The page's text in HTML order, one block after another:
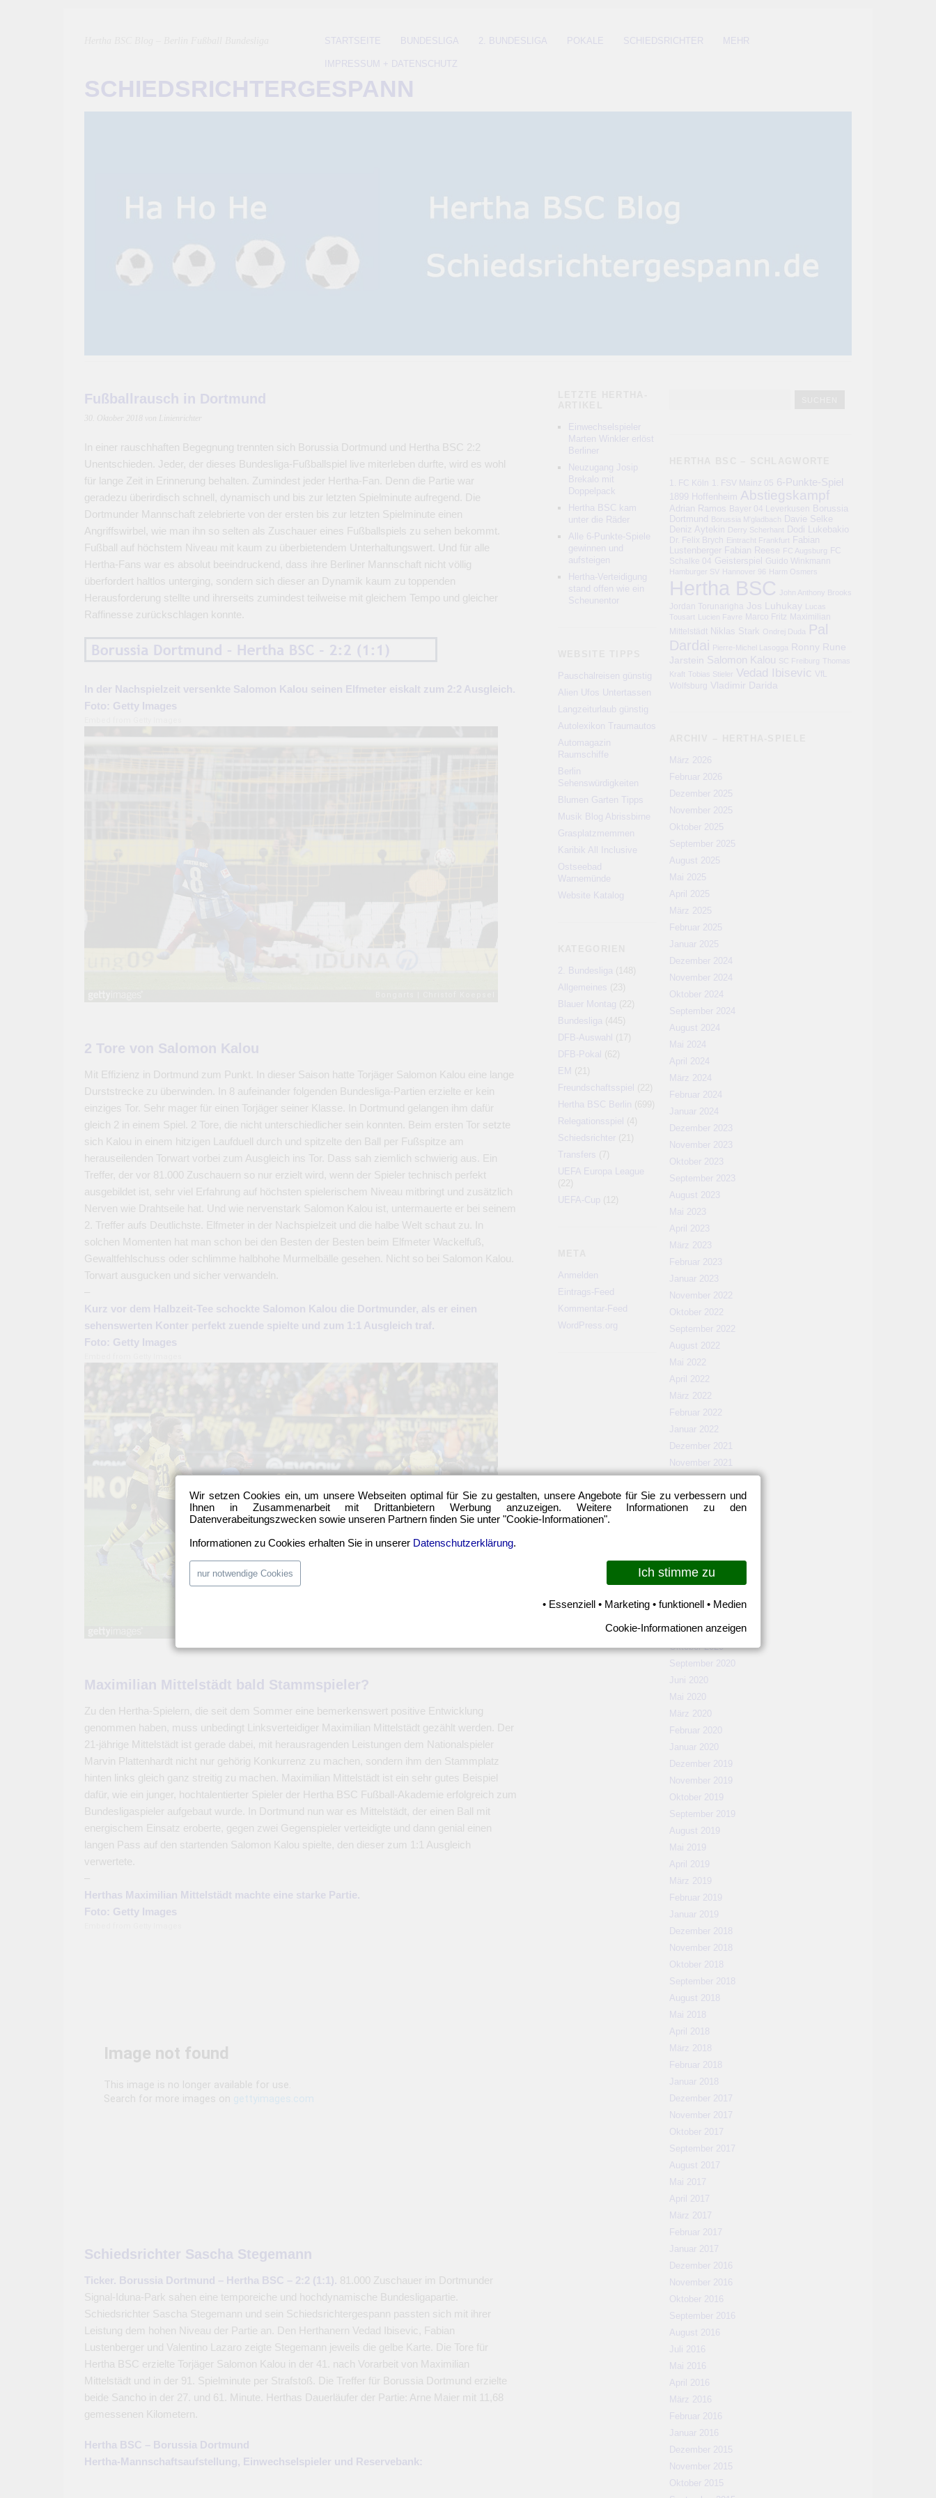
STARTSEITE BUNDESLIGA 2. BUNDESLIGA POKALE SCHIEDSRICHTER MEHR
IMPRESSUM + DATENSCHUTZ
SCHIEDSRICHTERGESPANN
Fußballrausch in Dortmund
30. Oktober 2018 von Linienrichter
In einer rauschhaften Begegnung trennten sich Borussia Dortmund und Hertha BSC 2:2
Unentschieden. Jeder, der dieses Bundesliga-Fußballspiel live miterleben durfte, wird es wohl
für lange Zeit in Erinnerung behalten. Zumindest jeder Hertha-Fan. Denn die Partie war
geradezu überirdisch schnell, dynamisch und bis zur letzten Spielminute aufregend. Die
Dortmunder Mannschaft zelebrierte von der ersten bis zur letzten Spielminute einen
Angriffswirbel, wie man ihn so selten als Zuschauer eines Fußballspiels zu sehen bekommt.
Fußball auf höchstem Niveau mit kaum zu überbietendem Unterhaltungswert. Und für alle
Hertha-Fans war es absolut beeindruckend, dass ihre Berliner Mannschaft nicht völlig
überfordert haltlos unterging, sondern sich dieser an Dynamik kaum zu toppenden
Herausforderung stellte und ihrerseits zumindest teilweise mit gleichem Tempo und gleicher
Raffinesse zurückschlagen konnte.
In der Nachspielzeit versenkte Salomon Kalou seinen Elfmeter eiskalt zum 2:2 Ausgleich.
Foto: Getty Images
2 Tore von Salomon Kalou
Mit Effizienz in Dortmund zum Punkt. In dieser Saison hatte Torjäger Salomon Kalou eine lange
Durststrecke zu überwinden. In 8 aufeinander folgenden Bundesliga-Partien erzielte er kein
einziges Tor. Sehr mager für einen Torjäger seiner Klasse. In Dortmund gelangen ihm dafür
gleich 2 in einem Spiel. 2 Tore, die nicht unterschiedlicher sein konnten. Beim ersten Tor setzte
sich Kalou in einem hitzigen Laufduell durch und spitzelte den Ball per Fußspitze am
herauseilenden Torwart vorbei zum Ausgleich ins Tor. Dass sah ziemlich schwierig aus. Ein
Treffer, der vor 81.000 Zuschauern so nur erzielt wird, wenn der Spieler technisch perfekt
ausgebildet ist, sehr viel Erfahrung auf höchsten spielerischem Niveau mitbringt und zusätzlich
Nerven wie Drahtseile hat. Und wie nervenstark Salomon Kalou ist, untermauerte er bei seinem
2. Treffer aufs Deutlichste. Elfmeter in der Nachspielzeit und die halbe Welt schaut zu. In
solchen Momenten hat man schon bei den Besten der Besten beim Elfmeter Wackelfuß,
Gewaltfehlschuss oder schlimme halbhohe Murmelbälle gesehen. Nicht so bei Salomon Kalou.
Torwart ausgucken und sicher verwandeln.
–
Kurz vor dem Halbzeit-Tee schockte Salomon Kalou die Dortmunder, als er einen
sehenswerten Konter perfekt zuende spielte und zum 1:1 Ausgleich traf.
Foto: Getty Images
Maximilian Mittelstädt bald Stammspieler?
Zu den Hertha-Spielern, die seit dem Sommer eine bemerkenswert positive Entwicklung
genommen haben, muss unbedingt Linksverteidiger Maximilian Mittelstädt gezählt werden. Der
21-jährige Mittelstädt ist gerade dabei, mit herausragenden Leistungen dem Nationalspieler
Marvin Plattenhardt nicht nur gehörig Konkurrenz zu machen, sondern ihm den Stammplatz
hinten links gleich ganz streitig zu machen. Maximilian Mittelstädt ist ein sehr gutes Beispiel
dafür, wie ein junger, hochtalentierter Spieler der Hertha BSC Fußball-Akademie erfolgreich zum
Bundesligaspieler aufgebaut wurde. In Dortmund nun war es Mittelstädt, der einen Ball mit
energischem Einsatz eroberte, gegen zwei Gegenspieler verteidigte und dann genial einen
langen Pass auf den startenden Salomon Kalou spielte, den dieser zum 1:1 Ausgleich
verwertete.
–
Herthas Maximilian Mittelstädt machte eine starke Partie.
Foto: Getty Images
Schiedsrichter Sascha Stegemann
Ticker. Borussia Dortmund – Hertha BSC – 2:2 (1:1). 81.000 Zuschauer im Dortmunder
Signal-Iduna-Park sahen eine temporeiche und hochdynamische Bundesligapartie.
Schiedsrichter Sascha Stegemann und sein Schiedsrichtergespann passten sich mit ihrer
Leistung dem hohen Niveau der Partie an. Den Herthanern Vedad Ibisevic, Fabian
Lustenberger und Valentino Lazaro zeigte Stegemann jeweils die gelbe Karte. Die Tore für
Hertha BSC erzielte Torjäger Salomon Kalou in der 41. nach Vorarbeit von Maximilian
Mittelstädt und in der 91. Spielminute per Strafstoß. Die Treffer für Borussia Dortmund erzielte
beide Sancho in der 27. und 61. Minute. Herthas Dauerläufer der Partie: Arne Maier mit 11,68
gemessenen Kilometern.
Hertha BSC – Borussia Dortmund
Hertha-Mannschaftsaufstellung, Einwechselspieler und Reservebank:
Einwechselspieler
Marten Winkler erlöst
Berliner
Neuzugang Josip
Brekalo mit
Doppelpack
Hertha BSC kam
unter die Räder
Alle 6-Punkte-Spiele
gewinnen und
aufsteigen
Hertha-Verteidigung
stand offen wie ein
Scheunentor
Pauschalreisen günstig
Alien Ufos Untertassen
Langzeiturlaub günstig
Autolexikon Traumautos
Automagazin
Raumschiffe
Berlin
Sehenswürdigkeiten
Blumen Garten Tipps
Musik Blog Abrissbirne
Grasplatzmemmen
Karibik All Inclusive
Ostseebad
Warnemünde
Website Katalog
2. Bundesliga (148)
Allgemeines (23)
Blauer Montag (22)
Bundesliga (445)
DFB-Auswahl
(17)
DFB-Pokal (62)
EM
(21)
Freundschaftsspiel
(22)
Hertha BSC Berlin
(699)
Relegationsspiel
(4)
Schiedsrichter(21)
Transfers (7)
UEFA Europa League
(22)
UEFA-Cup
(12)
Anmelden
Eintrags-Feed
Kommentar-Feed
WordPress.org
1. FC Köln 1. FSV Mainz 05 6-Punkte-Spiel
1899 Hoffenheim Abstiegskampf
Adrian Ramos Bayer 04 Leverkusen
Borussia
Dortmund
Borussia M'gladbach Davie Selke
Deniz Aytekin Derry Scherhant Dodi Lukebakio
Dr. Felix Brych Eintracht Frankfurt
Fabian
Lustenberger Fabian Reese FC Augsburg
FC
Schalke 04
Geisterspiel
Guido Winkmann
Hamburger SV
Hannover 96 Harm Osmers
Hertha BSC
John Anthony Brooks
Jordan Torunarigha
Jos Luhukay
Lucas
Tousart
Lucien Favre Marco Fritz Maximilian
Mittelstädt
Niklas Stark Ondrej Duda Pal
Dardai Pierre-Michel Lasogga Ronny
Rune
Jarstein Salomon Kalou SC Freiburg
Thomas
Kraft
Tobias Stieler Vedad Ibisevic
VfL
Wolfsburg
Vladimir Darida
März 2026
Februar 2026
Dezember 2025
November 2025
Oktober 2025
September 2025
August 2025
Mai 2025
April 2025
März 2025
Februar 2025
Januar 2025
Dezember 2024
November 2024
Oktober 2024
September 2024
August 2024
Mai 2024
April 2024
März 2024
Februar 2024
Januar 2024
Dezember 2023
November 2023
Oktober 2023
September 2023
August 2023
Mai 2023
April 2023
März 2023
Februar 2023
Januar 2023
November 2022
Oktober 2022
September 2022
August 2022
Mai 2022
April 2022
März 2022
Februar 2022
Januar 2022
Dezember 2021
November 2021
September 2021
August 2021
März 2021
Februar 2021
November 2020
Oktober 2020
September 2020
Juni 2020
Mai 2020
März 2020
Februar 2020
Januar 2020
Dezember 2019
November 2019
Oktober 2019
September 2019
August 2019
Mai 2019
April 2019
März 2019
Februar 2019
Januar 2019
Dezember 2018
November 2018
Oktober 2018
September 2018
August 2018
Mai 2018
April 2018
März 2018
Februar 2018
Januar 2018
Dezember 2017
November 2017
Oktober 2017
September 2017
August 2017
Mai 2017
April 2017
März 2017
Februar 2017
Januar 2017
Dezember 2016
November 2016
Oktober 2016
September 2016
August 2016
Juli 2016
Mai 2016
April 2016
März 2016
Februar 2016
Januar 2016
Dezember 2015
November 2015
Oktober 2015
Wir setzen Cookies ein, um unsere Webseiten optimal für Sie zu gestalten, unsere Angebote für Sie zu verbessern und
Ihnen in Zusammenarbeit mit Drittanbietern Werbung anzuzeigen. Weitere Informationen zu den
Datenverabeitungszwecken sowie unseren Partnern finden Sie unter "Cookie-Informationen".
Informationen zu Cookies erhalten Sie in unserer Datenschutzerklärung.
nur notwendige Cookies Ich stimme zu
• Essenziell • Marketing • funktionell • Medien
Cookie-Informationen anzeigen